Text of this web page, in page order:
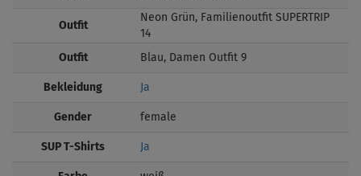
Outfit
Neon Grün, Familienoutfit SUPERTRIP
14
Outfit Blau, Damen Outfit 9
Bekleidung Ja
Gender female
SUP T-Shirts Ja